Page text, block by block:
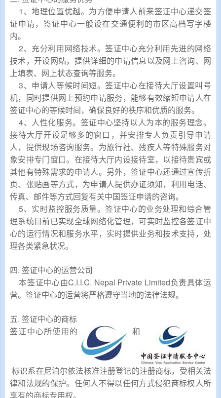
1、地理位置优越。为方便申请人前来签证中心递交签
证申请，签证中心一般设在交通便利的市区高档写字楼
内。
2、充分利用网络技术。签证中心充分利用先进的网络
技术，开设网站，提供详细的申请信息以及网上咨询、网
上填表、网上状态查询等服务。
3、申请人等候时间短。签证中心在接待大厅设置叫号
机，同时提供网上预约申请服务，能够有效缩短申请人在
签证中心的等候时间，确保良好的秩序和优质的服务。
4、人性化服务。签证中心坚持以人为本的服务理念。
接待大厅开设足够多的窗口，并安排专人负责引导申请
人，提供现场咨询服务。为旅行社、残疾人等特殊服务对
象安排专门窗口。在接待大厅内设接待室，以接待贵宾或
其他有特殊需求的申请人。另外，签证中心还通过宣传折
页、张贴画等方式，为申请人提供办证须知，利用电话、
传真、邮件等方式回复有关中国签证申请的咨询。
5、实时监控服务质量。签证中心的业务处理和综合管
理系统目前已实现全球网络化管理，可实时监控各签证中
心的运行情况和服务水平，实时提供业务和技术支持，处
理各类紧急状况。
四. 签证中心的运营公司
本签证中心由C.I.I.C. Nepal Private Limited负责具体运
营。签证中心的运营将严格遵守当地的法律法规。
五. 签证中心的商标
签证中心所使用的
和
标识系在尼泊尔依法核准注册登记的注册商标，受相关法
律和法规的保护。任何人不得以任何方式侵犯商标权人所
享有的商标专用权。